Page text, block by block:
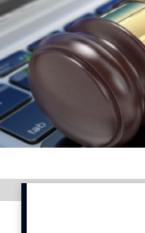
Menu
Home
9 sept: GenAI-training
12 nov: MarketingLive!
Adverteren
Events
Opleidingen
Vacatures